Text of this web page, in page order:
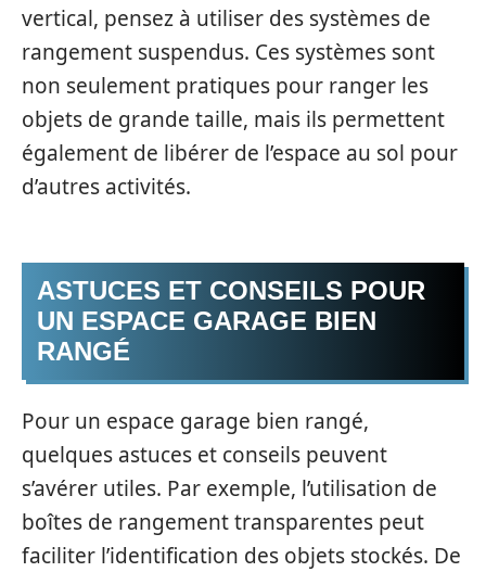
vertical, pensez à utiliser des systèmes de
rangement suspendus. Ces systèmes sont
non seulement pratiques pour ranger les
objets de grande taille, mais ils permettent
également de libérer de l’espace au sol pour
d’autres activités.
ASTUCES ET CONSEILS POUR
UN ESPACE GARAGE BIEN
RANGÉ
Pour un espace garage bien rangé,
quelques astuces et conseils peuvent
s’avérer utiles. Par exemple, l’utilisation de
boîtes de rangement transparentes peut
faciliter l’identification des objets stockés. De